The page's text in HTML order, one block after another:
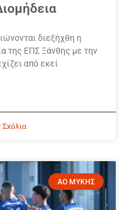
διεξήχθη η
της ΕΠΣ Ξάνθης με την
από εκεί
ΑΟ ΜΥΚΗΣ